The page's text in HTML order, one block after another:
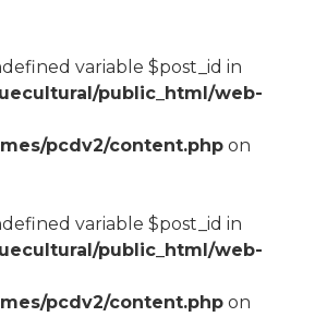
variable $post_id in
public_html/web-
pcdv2/content.phpon
variable $post_id in
public_html/web-
pcdv2/content.phpon